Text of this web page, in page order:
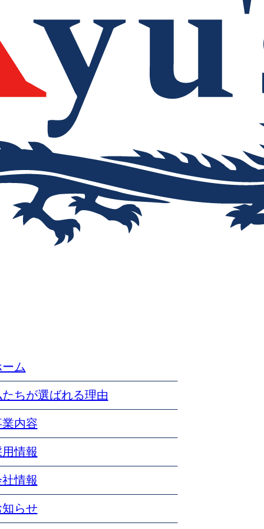
ム
ちが選ばれる理由
内容
情報
情報
らせ